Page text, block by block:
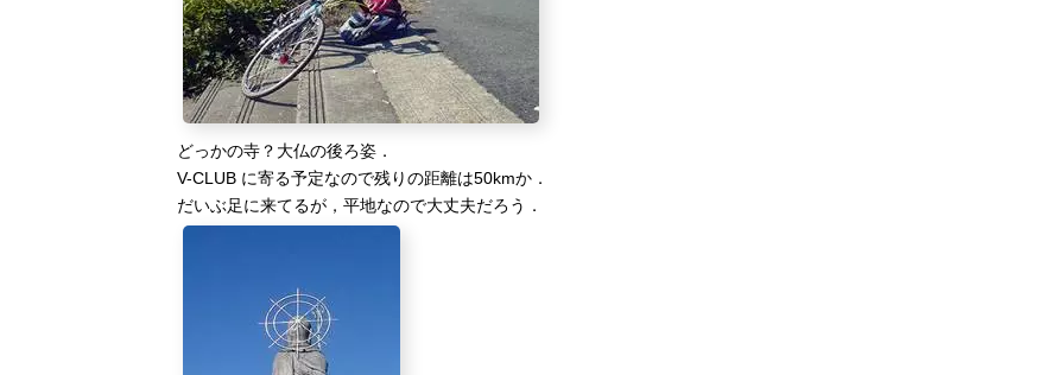
どっかの寺？大仏の後ろ姿．
V-CLUB に寄る予定なので残りの距離は50kmか．
だいぶ足に来てるが，平地なので大丈夫だろう．